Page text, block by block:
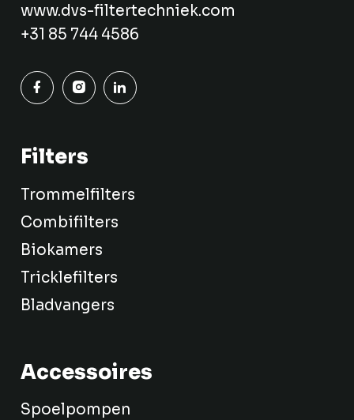
www.dvs-filtertechniek.com
+31 85 744 4586
Filters
Trommelfilters
Combifilters
Biokamers
Tricklefilters
Bladvangers
Accessoires
Spoelpompen